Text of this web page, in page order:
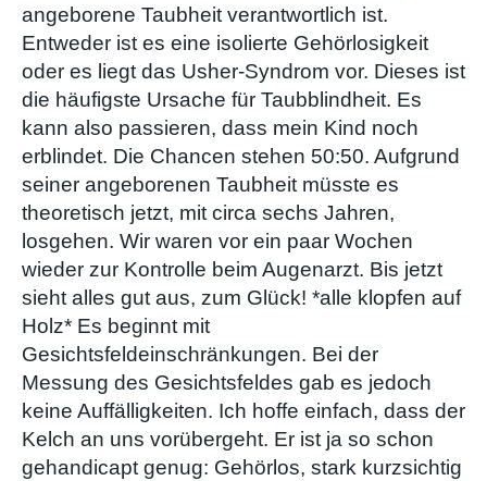
angeborene Taubheit verantwortlich ist.
Entweder ist es eine isolierte Gehörlosigkeit
oder es liegt das Usher-Syndrom vor. Dieses ist
die häufigste Ursache für Taubblindheit. Es
kann also passieren, dass mein Kind noch
erblindet. Die Chancen stehen 50:50. Aufgrund
seiner angeborenen Taubheit müsste es
theoretisch jetzt, mit circa sechs Jahren,
losgehen. Wir waren vor ein paar Wochen
wieder zur Kontrolle beim Augenarzt. Bis jetzt
sieht alles gut aus, zum Glück! *alle klopfen auf
Holz* Es beginnt mit
Gesichtsfeldeinschränkungen. Bei der
Messung des Gesichtsfeldes gab es jedoch
keine Auffälligkeiten. Ich hoffe einfach, dass der
Kelch an uns vorübergeht. Er ist ja so schon
gehandicapt genug: Gehörlos, stark kurzsichtig